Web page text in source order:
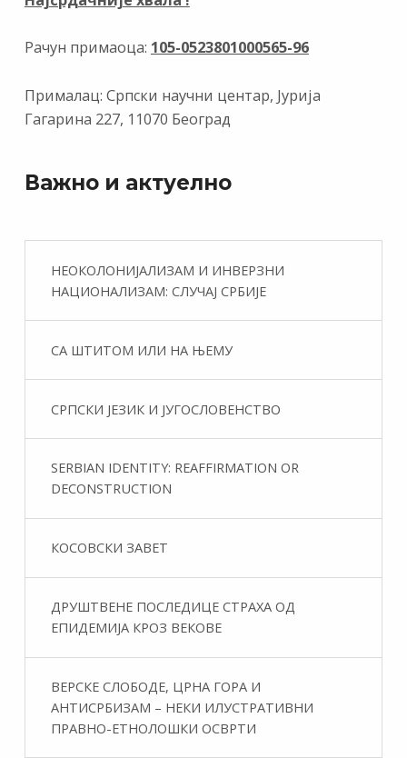
Рачун примаоца: 105-0523801000565-96
Прималац: Српски научни центар, Јурија
Гагарина 227, 11070 Београд
Важно и актуелно
НЕОКОЛОНИЈАЛИЗАМ И ИНВЕРЗНИ
НАЦИОНАЛИЗАМ: СЛУЧАЈ СРБИЈЕ
СА ШТИТОМ ИЛИ НА ЊЕМУ
СРПСКИ ЈЕЗИК И ЈУГОСЛОВЕНСТВО
SERBIAN IDENTITY: REAFFIRMATION OR
DECONSTRUCTION
КОСОВСКИ ЗАВЕТ
ДРУШТВЕНЕ ПОСЛЕДИЦЕ СТРАХА ОД
ЕПИДЕМИЈА КРОЗ ВЕКОВЕ
ВЕРСКЕ СЛОБОДЕ, ЦРНА ГОРА И
АНТИСРБИЗАМ – НЕКИ ИЛУСТРАТИВНИ
ПРАВНО-ЕТНОЛОШКИ ОСВРТИ